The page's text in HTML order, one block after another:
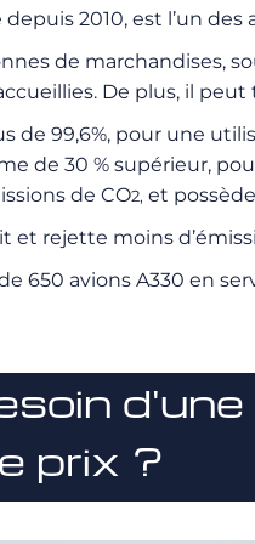
depuis 2010, est l’un
de marchandises,
De plus, il
de 99,6%, pour une
de 30 % supérieur,
de CO2, et
et rejette moins
650 avions A330 en
d'une
prix ?